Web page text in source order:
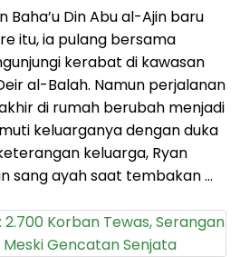
Baha’u Din Abu al-Ajin baru
itu, ia pulang bersama
kerabat di kawasan
al-Balah. Namun perjalanan
di rumah berubah menjadi
keluarganya dengan duka
keluarga, Ryan
sang ayah saat tembakan …